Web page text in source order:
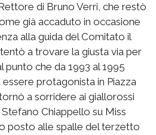
di Bruno Verri, che restò
già accaduto in occasione
alla guida del Comitato il
a trovare la giusta via per
punto che da 1993 al 1995
protagonista in Piazza
a sorridere ai giallorossi
Chiappello su Miss
posto alle spalle del terzetto